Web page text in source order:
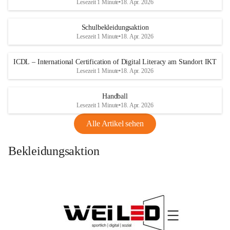
Lesezeit 1 Minute•18. Apr. 2026
Schulbekleidungsaktion
Lesezeit 1 Minute•18. Apr. 2026
ICDL – International Certification of Digital Literacy am Standort IKT
Lesezeit 1 Minute•18. Apr. 2026
Handball
Lesezeit 1 Minute•18. Apr. 2026
Alle Artikel sehen
Bekleidungsaktion